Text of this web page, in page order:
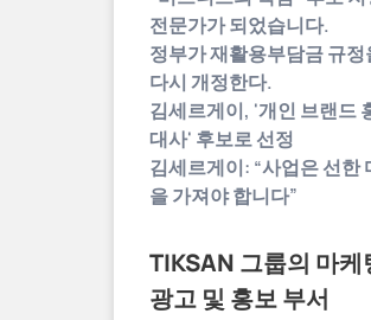
전문가가 되었습니다.
정부가 재활용부담금 규정
다시 개정한다.
김세르게이, '개인 브랜드
대사' 후보로 선정
김세르게이: “사업은 선한
을 가져야 합니다”
TIKSAN 그룹의 마케
광고 및 홍보 부서